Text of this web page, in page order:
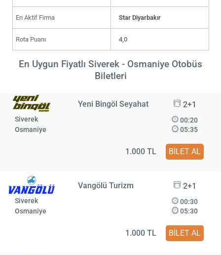
En Aktif Firma Star Diyarbakır
Rota Puanı 4,0
En Uygun Fiyatlı Siverek - Osmaniye Otobüs
Biletleri
Yeni Bingöl Seyahat 2+1
Siverek
Osmaniye
00:20
05:35
1.000 TL BİLET AL
Vangölü Turizm 2+1
Siverek
Osmaniye
00:30
05:30
1.000 TL BİLET AL